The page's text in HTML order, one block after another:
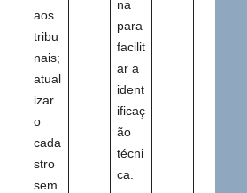
aos
tribu
nais;
atual
izar
o
cada
stro
sem
na
para
facilit
ar a
ident
ificaç
ão
técni
ca.